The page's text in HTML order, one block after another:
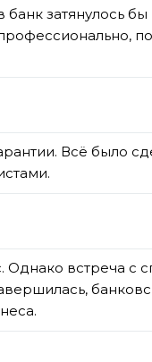
затянулось бы
Всё было
Однако встреча с